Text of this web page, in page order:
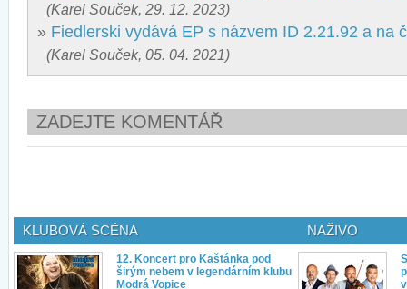
(Karel Souček, 29. 12. 2023)
» Fiedlerski vydává EP s názvem ID 2.21.92 a na
(Karel Souček, 05. 04. 2021)
ZADEJTE KOMENTÁŘ
KLUBOVÁ SCÉNA
12. Koncert pro Kaštánka pod
širým nebem v legendárním klubu
Modrá Vopice
NAŽIVO